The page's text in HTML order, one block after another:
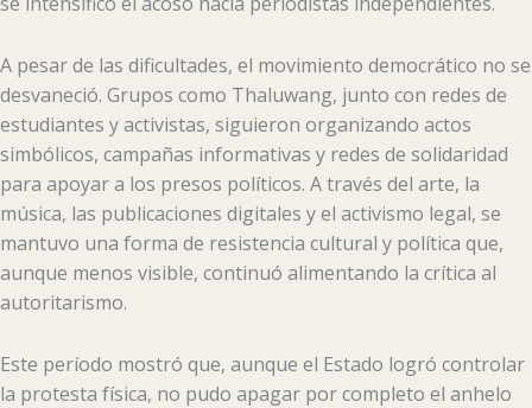
A pesar de las dificultades, el movimiento democrático no se
desvaneció. Grupos como Thaluwang, junto con redes de
estudiantes y activistas, siguieron organizando actos
simbólicos, campañas informativas y redes de solidaridad
para apoyar a los presos políticos. A través del arte, la
música, las publicaciones digitales y el activismo legal, se
mantuvo una forma de resistencia cultural y política que,
aunque menos visible, continuó alimentando la crítica al
autoritarismo.
Este período mostró que, aunque el Estado logró controlar
la protesta física, no pudo apagar por completo el anhelo